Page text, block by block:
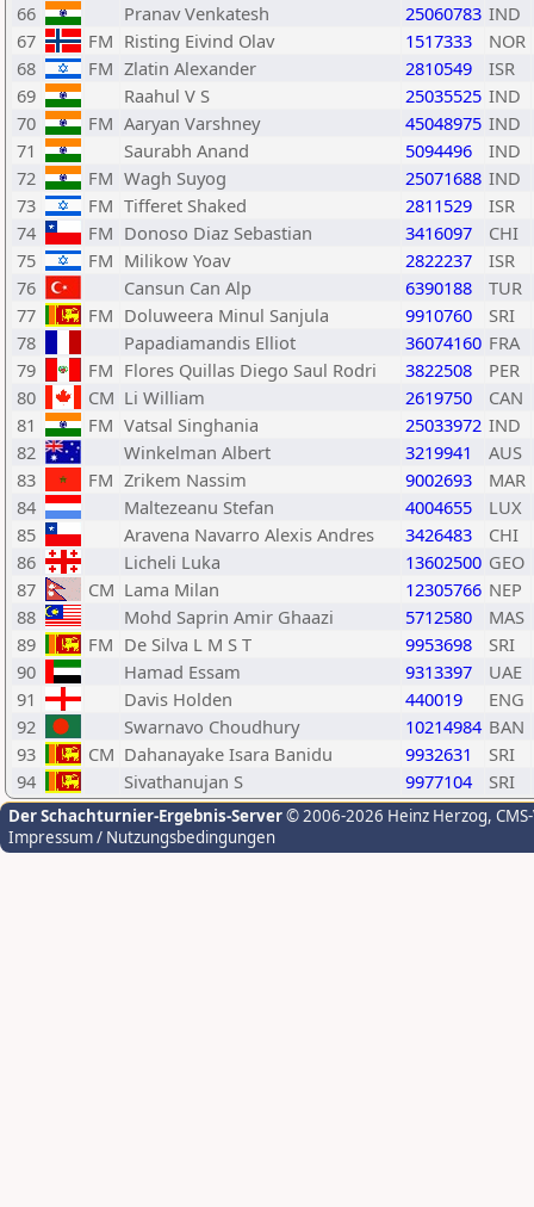
66
Pranav Venkatesh 25060783 IND
67
FM Risting Eivind Olav 1517333
NOR
68
FM Zlatin Alexander 2810549
ISR
69
Raahul V S 25035525 IND
70
FM Aaryan Varshney 45048975 IND
71
Saurabh Anand 5094496
IND
72
FM Wagh Suyog 25071688 IND
73
FM Tifferet Shaked 2811529
ISR
74
FM Donoso Diaz Sebastian 3416097
CHI
75
FM Milikow Yoav 2822237
ISR
76
Cansun Can Alp 6390188
TUR
77
FM Doluweera Minul Sanjula 9910760
SRI
78
Papadiamandis Elliot 36074160 FRA
79
FM Flores Quillas Diego Saul Rodri 3822508
PER
80
CM Li William 2619750
CAN
81
FM Vatsal Singhania 25033972 IND
82
Winkelman Albert 3219941
AUS
83
FM Zrikem Nassim 9002693
MAR
84
Maltezeanu Stefan 4004655
LUX
85
Aravena Navarro Alexis Andres 3426483
CHI
86
Licheli Luka 13602500 GEO
87
CM Lama Milan 12305766 NEP
88
Mohd Saprin Amir Ghaazi 5712580
MAS
89
FM De Silva L M S T 9953698
SRI
90
Hamad Essam 9313397
UAE
91
Davis Holden 440019
ENG
92
Swarnavo Choudhury 10214984 BAN
93
CM Dahanayake Isara Banidu 9932631
SRI
94
Sivathanujan S 9977104 SRI
Der Schachturnier-Ergebnis-Server© 2006-2026 Heinz Herzog,
Impressum / Nutzungsbedingungen